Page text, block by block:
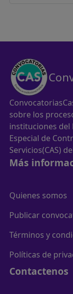
sobre los
instituciones del
Especial de
Servicios(CAS)
Más
Quienes somos
Publicar
Términos y
Políticas de
Contactenos